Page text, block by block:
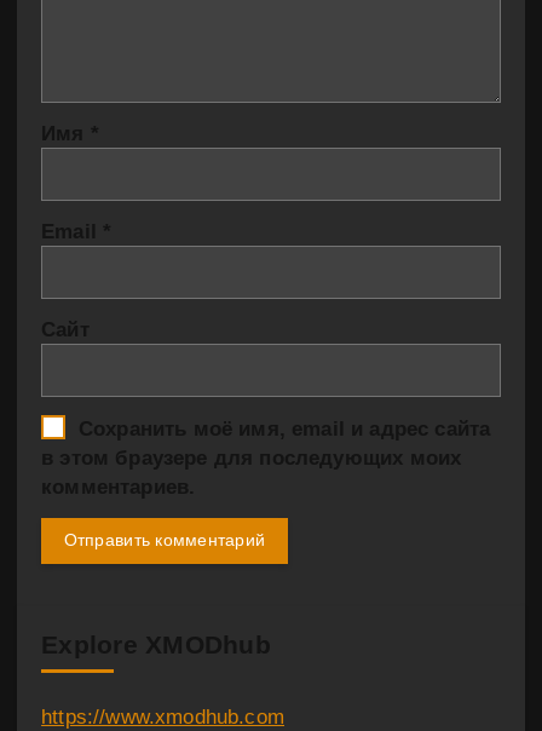
Имя *
Email *
Сайт
Сохранить моё имя, email и адрес сайта
в этом браузере для последующих моих
комментариев.
Explore XMODhub
https://www.xmodhub.com